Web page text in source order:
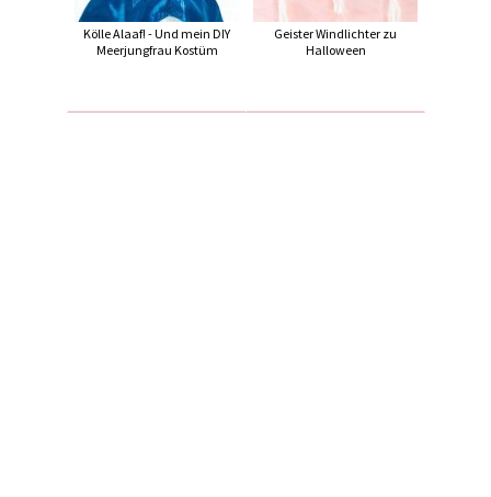
Kölle Alaaf! - Und mein DIY
Meerjungfrau Kostüm
Geister Windlichter zu
Halloween